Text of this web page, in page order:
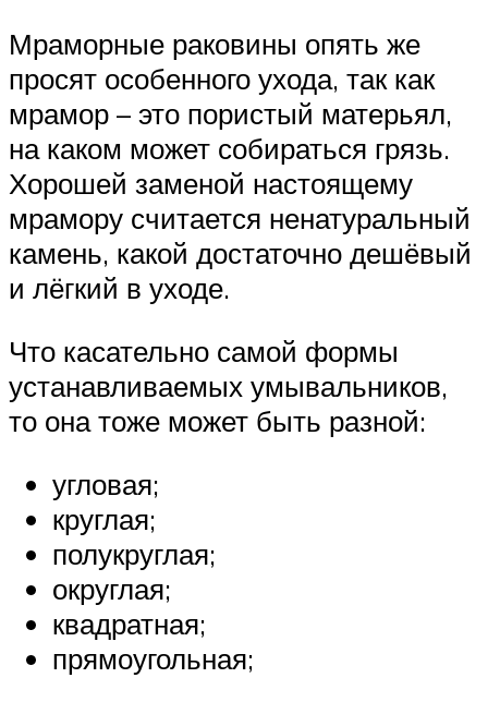
Мраморные раковины опять же
просят особенного ухода, так как
мрамор – это пористый матерьял,
на каком может собираться грязь.
Хорошей заменой настоящему
мрамору считается ненатуральный
камень, какой достаточно дешёвый
и лёгкий в уходе.
Что касательно самой формы
устанавливаемых умывальников,
то она тоже может быть разной:
угловая;
круглая;
полукруглая;
округлая;
квадратная;
прямоугольная;